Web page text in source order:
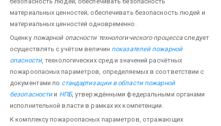
материальных ценностей; обеспечивать безопасность людей и
материальных ценностей одновременно.
Оценку пожарной опасности технологического процессаследует
осуществлять с учётом величин показателей пожарной
опасности, технологических сред и значений расчётных
пожароопасных параметров, определяемых в соответствии с
документами по стандартизации в области пожарной
безопасностии НПБ, утверждёнными федеральными органами
исполнительной власти в рамках их компетенции.
К комплексу пожароопасных параметров, отражающих